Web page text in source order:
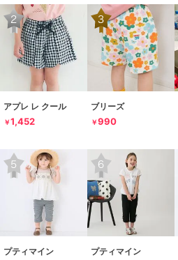
アプレ レ クール
￥1,452
ブリーズ
￥990
プティマイン プティマイン